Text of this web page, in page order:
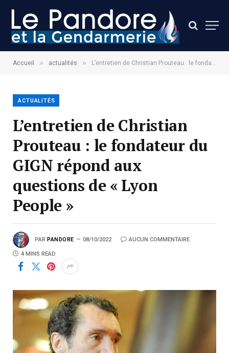
Accueil » actualités » L’entretien de Christian Prouteau : le fondateur du GIGN répond aux questions de « Lyon People »
ACTUALITÉS
L’entretien de Christian
Prouteau : le fondateur du
GIGN répond aux
questions de « Lyon
People »
PAR PANDORE 08/10/2022 AUCUN COMMENTAIRE
4 MINS READ